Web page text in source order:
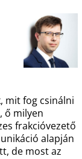
mit fog csinálni
ő milyen
frakcióvezető
alapján
de most az